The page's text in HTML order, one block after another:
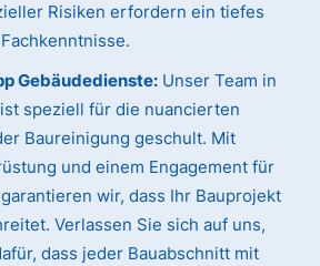
Risiken erfordern ein tiefes
Gebäudedienste: Unser Team in
speziell für die nuancierten
Baureinigung geschult. Mit
und einem Engagement für
wir, dass Ihr Bauprojekt
Verlassen Sie sich auf uns,
dass jeder Bauabschnitt mit